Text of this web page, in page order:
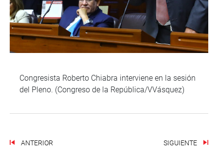
Congresista Roberto Chiabra interviene en la sesión
del Pleno. (Congreso de la República/VVásquez)
ANTERIOR SIGUIENTE